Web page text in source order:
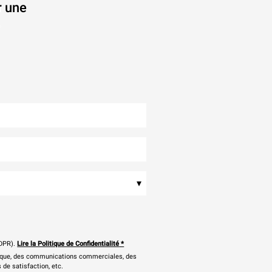
une
▾
Lire la Politique de Confidentialité *
des communications commerciales, des
de satisfaction, etc.